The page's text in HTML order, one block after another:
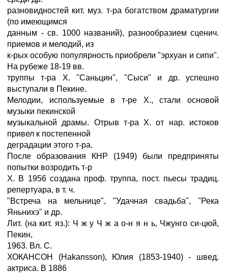
разновидностей кит. муз. т-ра богатством драматургии
(по имеющимся
данным - св. 1000 названий), разнообразием сценич.
приемов и мелодий, из
к-рых особую популярность приобрели "эрхуан и сипи".
На рубеже 18-19 вв.
труппы т-ра X. "Саньцин", "Сыси" и др. успешно
выступали в Пекине.
Мелодии, используемые в т-ре X., стали основой
музыки пекинской
музыкальной драмы. Отрыв т-ра X. от нар. истоков
привел к постепенной
деградации этого т-ра.
После образования КНР (1949) были предприняты
попытки возродить т-р
X. В 1956 создана проф. труппа, пост. пьесы традиц.
репертуара, в т. ч.
"Встреча на мельнице", "Удачная свадьба", "Река
Яньнихэ" и др.
Лит. (на кит. яз.): Ч ж у Ч ж а о-н я н ь, Чжунго си-цюй,
Пекин,
1963. Вл. С.
ХОКАНСОН (Hakansson), Юлия (1853-1940) - швед.
актриса. В 1886